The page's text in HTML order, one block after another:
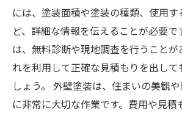
には、塗装面積や塗装の種類、使用
ど、詳細な情報を伝えることが必要で
は、無料診断や現地調査を行うことが
れを利用して正確な見積もりを出して
しょう。 外壁塗装は、住まいの美観
に非常に大切な作業です。費用や見積